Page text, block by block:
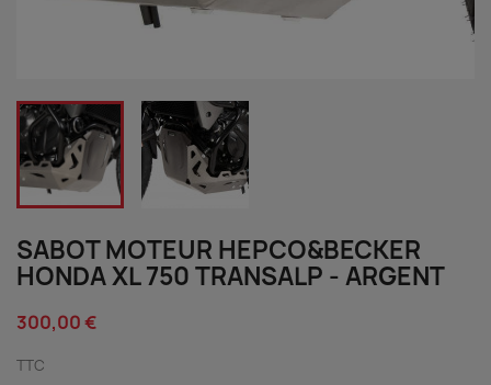
SABOT MOTEUR HEPCO&BECKER
HONDA XL 750 TRANSALP - ARGENT
300,00 €
TTC